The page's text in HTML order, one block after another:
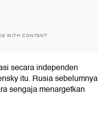
WITH CONTENT
secara independen
itu. Rusia sebelumnya
sengaja menargetkan